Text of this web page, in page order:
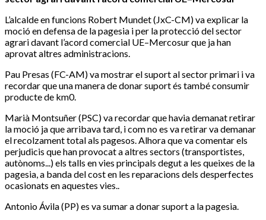
L’alcalde en funcions Robert Mundet (JxC-CM) va explicar la
moció en defensa de la pagesia i per la protecció del sector
agrari davant l’acord comercial UE–Mercosur que ja han
aprovat altres administracions.
Pau Presas (FC-AM) va mostrar el suport al sector primari i va
recordar que una manera de donar suport és també consumir
producte de km0.
Marià Montsuñer (PSC) va recordar que havia demanat retirar
la moció ja que arribava tard, i com no es va retirar va demanar
el recolzament total als pagesos. Alhora que va comentar els
perjudicis que han provocat a altres sectors (transportistes,
autònoms...) els talls en vies principals degut a les queixes de la
pagesia, a banda del cost en les reparacions dels desperfectes
ocasionats en aquestes vies..
Antonio Ávila (PP) es va sumar a donar suport a la pagesia.